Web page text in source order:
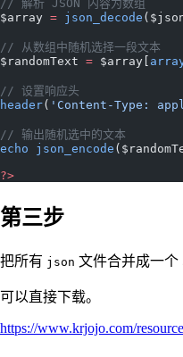
// 解析 JSON 内容为数组
$array = json_decode
// 从数组中随机选择一段文本
$randomText = $array[
// 设置响应头
header( 'Content-Type:
// 输出随机选中的文本
echo json_encode
?>
第三步
把所有 json 文件合并成一个
可以直接下载。
https://www.krjojo.com/